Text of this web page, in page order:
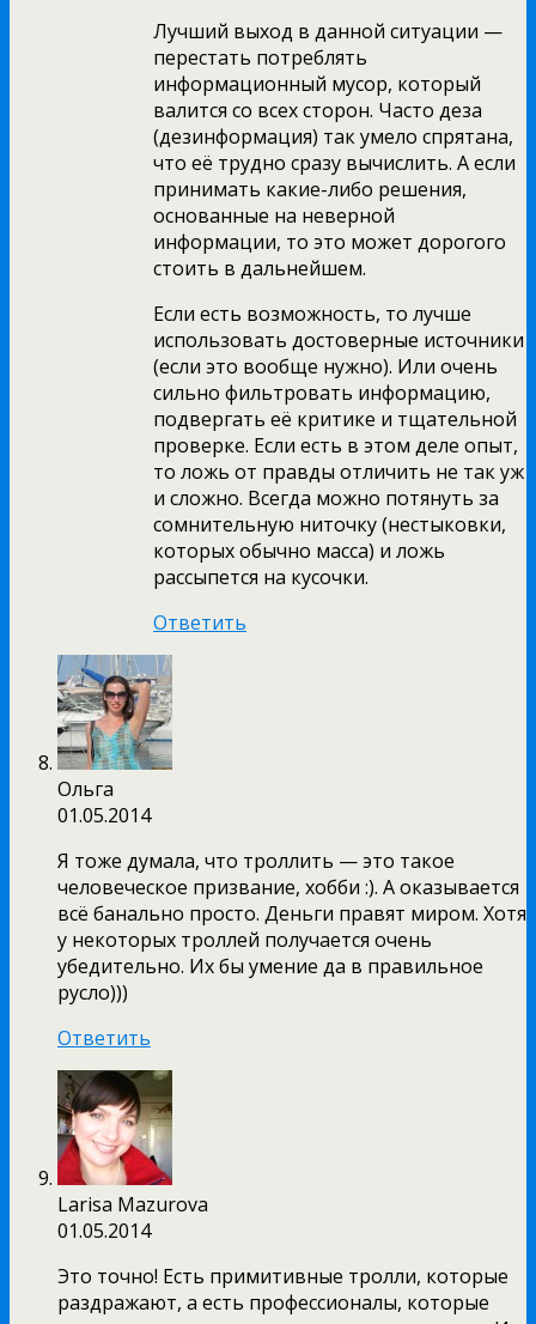
Лучший выход в данной ситуации —
перестать потреблять
информационный мусор, который
валится со всех сторон. Часто деза
(дезинформация) так умело спрятана,
что её трудно сразу вычислить. А если
принимать какие-либо решения,
основанные на неверной
информации, то это может дорогого
стоить в дальнейшем.
Если есть возможность, то лучше
использовать достоверные источники
(если это вообще нужно). Или очень
сильно фильтровать информацию,
подвергать её критике и тщательной
проверке. Если есть в этом деле опыт,
то ложь от правды отличить не так уж
и сложно. Всегда можно потянуть за
сомнительную ниточку (нестыковки,
которых обычно масса) и ложь
рассыпется на кусочки.
Ответить
Ольга
01.05.2014
Я тоже думала, что троллить — это такое
человеческое призвание, хобби :). А оказывается
всё банально просто. Деньги правят миром. Хотя
у некоторых троллей получается очень
убедительно. Их бы умение да в правильное
русло)))
Ответить
Larisa Mazurova
01.05.2014
Это точно! Есть примитивные тролли, которые
раздражают, а есть профессионалы, которые